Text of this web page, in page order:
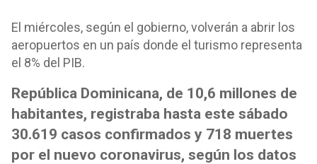
El miércoles, según el gobierno, volverán a abrir los
aeropuertos en un país donde el turismo representa
el 8% del PIB.
República Dominicana, de 10,6 millones de
habitantes, registraba hasta este sábado
30.619 casos confirmados y 718 muertes
por el nuevo coronavirus, según los datos